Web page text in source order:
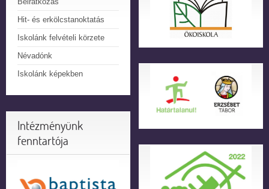
Hit- és erkölcstanoktatás
Iskolánk felvételi körzete
Névadónk
Iskolánk képekben
Intézményünk
fenntartója